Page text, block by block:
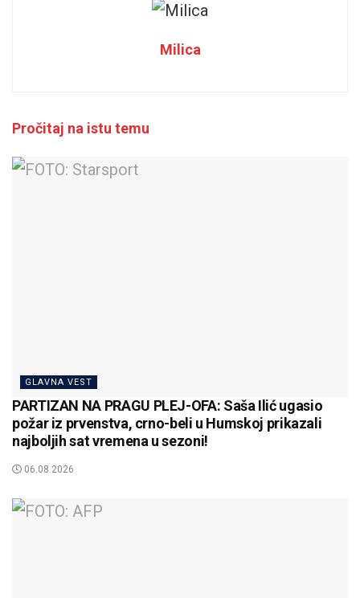
Milica
Pročitaj na istu temu
GLAVNA VEST
PARTIZAN NA PRAGU PLEJ-OFA: Saša Ilić ugasio
požar iz prvenstva, crno-beli u Humskoj prikazali
najboljih sat vremena u sezoni!
06.08.2026